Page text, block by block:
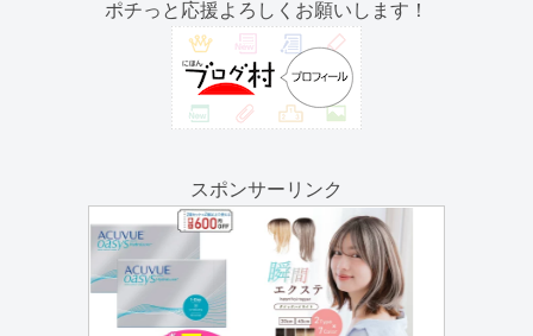
ポチっと応援よろしくお願いします！
スポンサーリンク